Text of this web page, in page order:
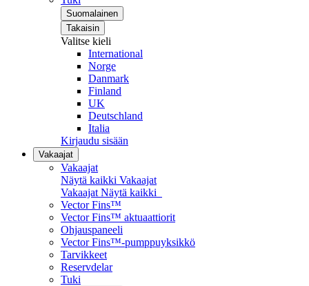
Suomalainen
Takaisin
Valitse kieli
International
Norge
Danmark
Finland
UK
Deutschland
Italia
Kirjaudu sisään
Vakaajat
Vakaajat
Näytä kaikki Vakaajat
Vakaajat Näytä kaikki
Vector Fins™
Vector Fins™ aktuaattiorit
Ohjauspaneeli
Vector Fins™-pumppuyksikkö
Tarvikkeet
Reservdelar
Tuki